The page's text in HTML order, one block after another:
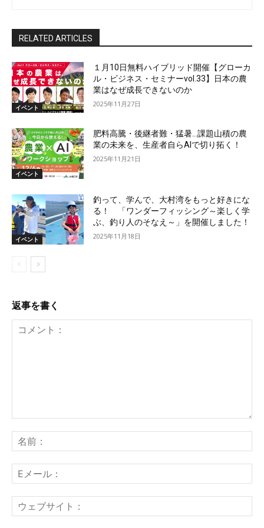
RELATED ARTICLES
イベント
１月10日無料ハイブリッド開催【グローカ
ル・ビジネス・セミナーvol.33】日本の農
業はなぜ成長できないのか
2025年11月27日
イベント
肥料高騰・後継者難・猛暑…課題山積の農
業の未来を、生産者自らAIで切り拓く！
2025年11月21日
イベント
釣って、学んで、大村湾をもっと好きにな
る！ 「ワンダーフィッシング～楽しく学
ぶ、釣り人のそなえ～」を開催しました！
2025年11月18日
返事を書く
ン
ト：
前
メ
ー
ェ